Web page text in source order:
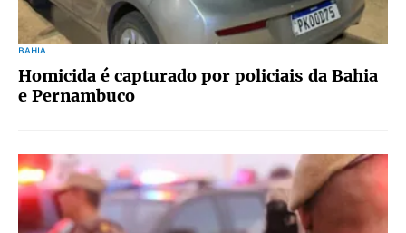
BAHIA
Homicida é capturado por policiais da Bahia
e Pernambuco